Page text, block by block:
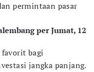
permintaan pasar
per Jumat, 12
bagi
jangka panjang.